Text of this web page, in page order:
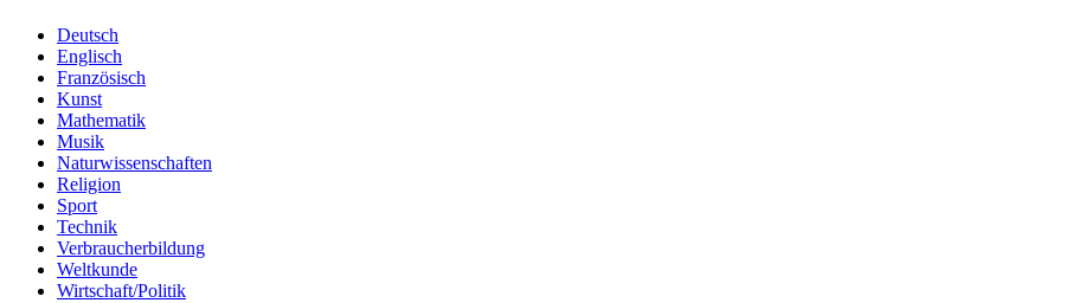
Deutsch
Englisch
Französisch
Kunst
Mathematik
Musik
Naturwissenschaften
Religion
Sport
Technik
Verbraucherbildung
Weltkunde
Wirtschaft/Politik